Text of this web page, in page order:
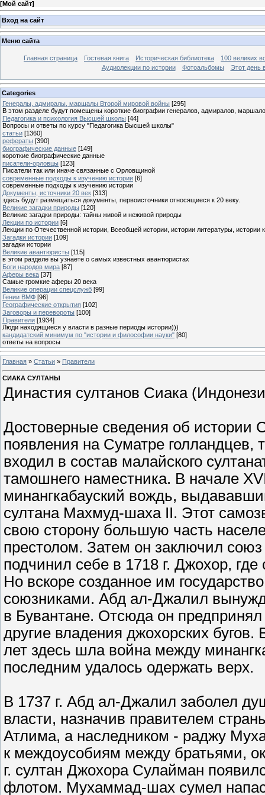
[Мой сайт]
Вход на сайт
Меню сайта
Главная страница Гостевая книга Историческая библиотека
100 великих
Аудиолекции по истории
Фотоальбомы Этот день
Categories
Генералы, адмиралы, маршалы Второй мировой войны [295]
В этом разделе будут помещены короткие биографии генералов, адмиралов,
Педагогика и психология Высшей школы [44]
Вопросы и ответы по курсу "Педагогика Высшей школы"
статьи [1360]
рефераты [390]
биографические данные [149]
короткие биографические данные
писатели-орловцы [123]
Писатели так или иначе связанные с Орловщиной
современные подходы к изучению истории [6]
современные подходы к изучению истории
Документы, источники 20 век [313]
здесь будут размещаться документы, первоисточники относящиеся к 20 веку.
Великие загадки природы [120]
Великие загадки природы: тайны живой и неживой природы
Лекции по истории [6]
Лекции по Отечественной истории, Всеобщей истории, истории литературы, истории
Загадки истории [109]
загадки истории
Великие авантюристы [115]
в этом разделе вы узнаете о самых известных авантюристах
Боги народов мира [87]
Аферы века [37]
Самые громкие аферы 20 века
Великие операции спецслужб [99]
Гении ВМФ [96]
Географические открытия [102]
Заговоры и перевороты [100]
Правители [1934]
Люди находящиеся у власти в разные периоды истории)))
кандидатский минимум по "истории и философии науки" [80]
ответы на вопросы
Главная » Статьи » Правители
СИАКА СУЛТАНЫ
Династия султанов Сиака
Достоверные сведения об истории
появления на Суматре голландцев,
входил в состав малайского
тамошнего наместника. В начале
минангкабауский вождь,
султана Махмуд-шаха II. Этот
свою сторону большую часть
престолом. Затем он заключил
подчинил себе в 1718 г. Джохор,
Но вскоре созданное им
союзниками. Абд ал-Джалил
в Бувантане. Отсюда он предпринял
другие владения джохорских
лет здесь шла война между
последним удалось одержать верх.
В 1737 г. Абд ал-Джалил заболел
власти, назначив правителем
Атлима, а наследником - раджу
к междоусобиям между братьями,
г. султан Джохора Сулайман
флотом. Мухаммад-шах сумел